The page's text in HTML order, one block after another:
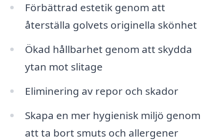
Förbättrad estetik genom att
återställa golvets originella skönhet
Ökad hållbarhet genom att skydda
ytan mot slitage
Eliminering av repor och skador
Skapa en mer hygienisk miljö genom
att ta bort smuts och allergener